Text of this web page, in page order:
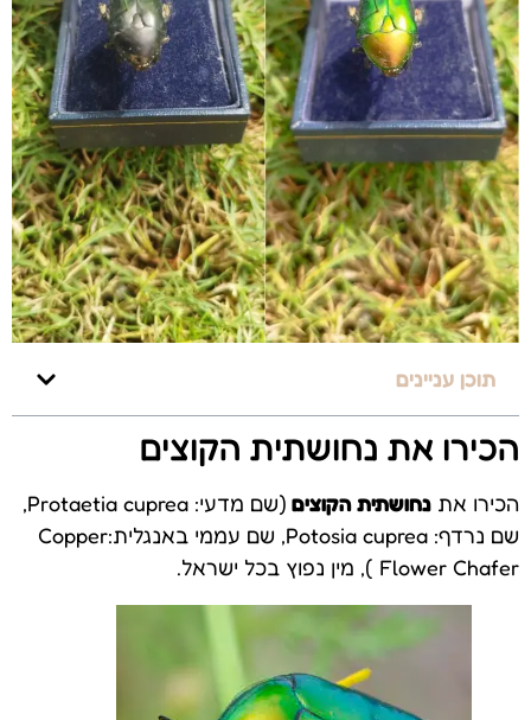
תוכן עניינים
הכירו את נחושתית הקוצים
הכירו את נחושתית הקוצים
(שם מדעי: Protaetia cuprea,
שם נרדף: Potosia cuprea, שם עממי באנגלית:Copper
Flower Chafer ), מין נפוץ בכל ישראל.